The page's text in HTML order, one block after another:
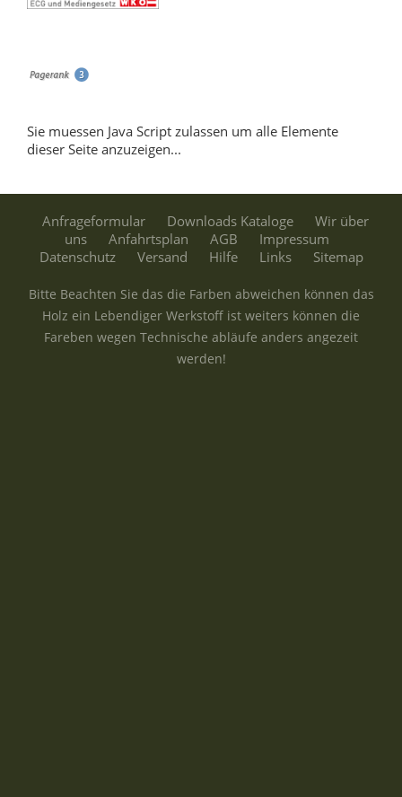
Sie muessen Java Script zulassen um alle Elemente
dieser Seite anzuzeigen...
Anfrageformular Downloads Kataloge
Wir über
uns
Anfahrtsplan AGB
Impressum
Datenschutz
Versand Hilfe Links Sitemap
Bitte Beachten Sie das die Farben abweichen können das
Holz ein Lebendiger Werkstoff ist weiters können die
Fareben wegen Technische abläufe anders angezeit
werden!